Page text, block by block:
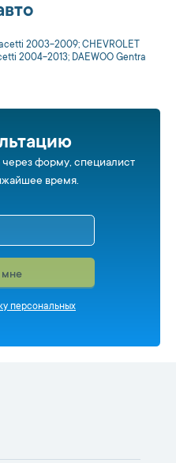
2003-2009; CHEVROLET
2004-2013; DAEWOO Gentra
форму, специалист
время.
мне
персональных